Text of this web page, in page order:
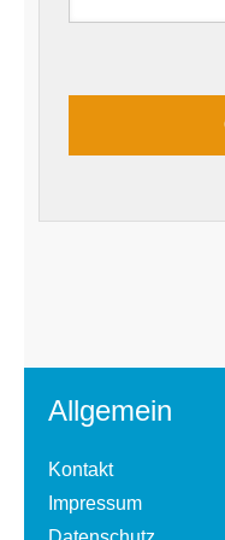
Allgemein
Kontakt
Impressum